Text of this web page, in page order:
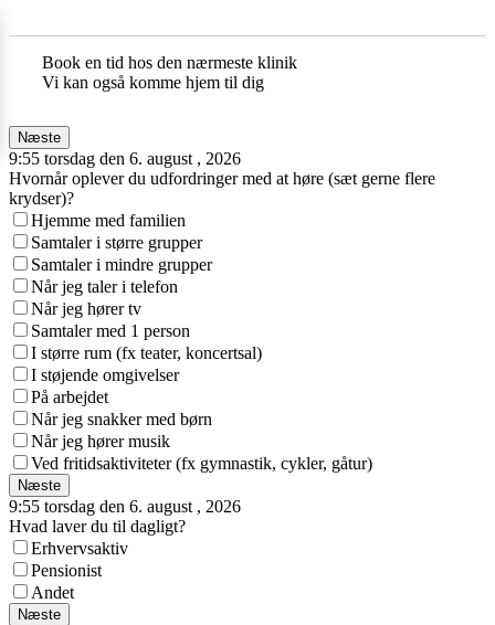
Book en tid hos den nærmeste klinik
Vi kan også komme hjem til dig
Næste
9:55 torsdag den 6. august , 2026
Hvornår oplever du udfordringer med at høre (sæt gerne flere
krydser)?
Hjemme med familien
Samtaler i større grupper
Samtaler i mindre grupper
Når jeg taler i telefon
Når jeg hører tv
Samtaler med 1 person
I større rum (fx teater, koncertsal)
I støjende omgivelser
På arbejdet
Når jeg snakker med børn
Når jeg hører musik
Ved fritidsaktiviteter (fx gymnastik, cykler, gåtur)
Næste
9:55 torsdag den 6. august , 2026
Hvad laver du til dagligt?
Erhvervsaktiv
Pensionist
Andet
Næste